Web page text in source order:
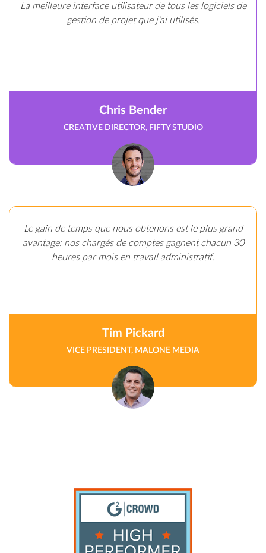
La meilleure interface utilisateur de tous les logiciels de
gestion de projet que j'ai utilisés.
Chris Bender
CREATIVE DIRECTOR, FIFTY STUDIO
Le gain de temps que nous obtenons est le plus grand
avantage: nos chargés de comptes gagnent chacun 30
heures par mois en travail administratif.
Tim Pickard
VICE PRESIDENT, MALONE MEDIA